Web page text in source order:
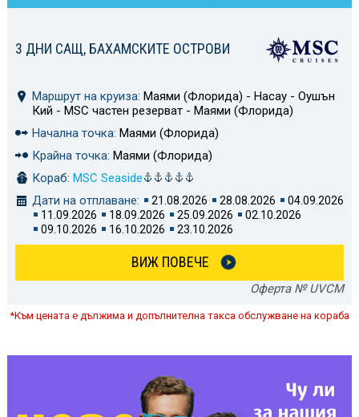
3 ДНИ САЩ, БАХАМСКИТЕ ОСТРОВИ
Маршрут на круиза: Маями (Флорида) - Насау - Оушън
Кий - MSC частен резерват - Маями (Флорида)
Начална точка: Маями (Флорида)
Крайна точка: Маями (Флорида)
Кораб: MSC Seaside
Дати на отплаване:
21.08.2026 28.08.2026
04.09.2026
11.09.2026
18.09.2026 25.09.2026
02.10.2026
09.10.2026
16.10.2026 23.10.2026
ВИЖ ПОВЕЧЕ
Оферта № UVCM
*Към цената е дължима и допълнителна такса обслужване на кораба